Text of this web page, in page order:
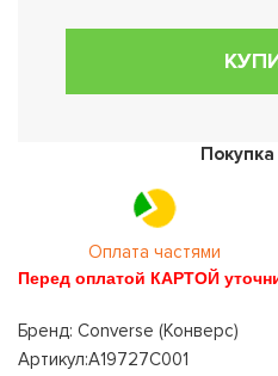
Оплата частями
Перед оплатой КАРТОЙ
Бренд: Converse (Конверс)
Артикул:A19727C001